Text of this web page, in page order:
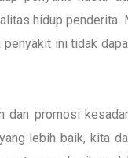
hidup
ini tidak
dan promosi
lebih baik, kita